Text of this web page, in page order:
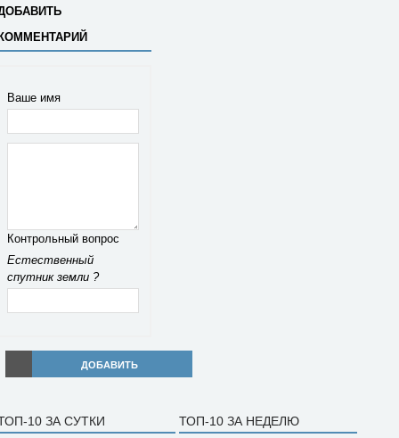
Ваше имя
Контрольный вопрос
Естественный
спутник земли ?
ДОБАВИТЬ
10 ЗА СУТКИ
ТОП-10 ЗА НЕДЕЛЮ